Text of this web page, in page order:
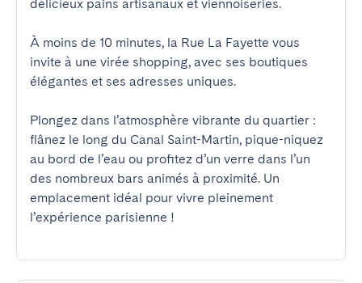
délicieux pains artisanaux et viennoiseries.
À moins de 10 minutes, la Rue La Fayette vous
invite à une virée shopping, avec ses boutiques
élégantes et ses adresses uniques.
Plongez dans l’atmosphère vibrante du quartier :
flânez le long du Canal Saint-Martin, pique-niquez
au bord de l’eau ou profitez d’un verre dans l’un
des nombreux bars animés à proximité. Un
emplacement idéal pour vivre pleinement
l’expérience parisienne !